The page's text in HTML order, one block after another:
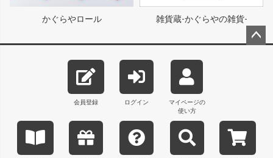
かぐらやロール 雑貨蔵-かぐらやの雑貨-
会員登録 ログイン
マイページの
使い方